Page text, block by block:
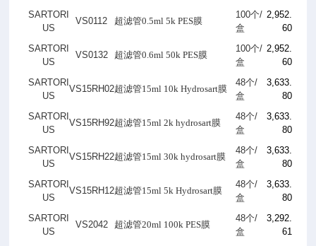
SARTORI
US
VS0112 超滤管0.5ml 5k PES膜
100个/
盒
2,952.
60
SARTORI
US
VS0132 超滤管0.6ml 50k PES膜
100个/
盒
2,952.
60
SARTORI
US
VS15RH02超滤管15ml 10k Hydrosart膜
48个/
盒
3,633.
80
SARTORI
US
VS15RH92超滤管15ml 2k hydrosart膜
48个/
盒
3,633.
80
SARTORI
US
VS15RH22超滤管15ml 30k hydrosart膜
48个/
盒
3,633.
80
SARTORI
US
VS15RH12超滤管15ml 5k Hydrosart膜
48个/
盒
3,633.
80
SARTORI
US
VS2042 超滤管20ml 100k PES膜
48个/
盒
3,292.
61